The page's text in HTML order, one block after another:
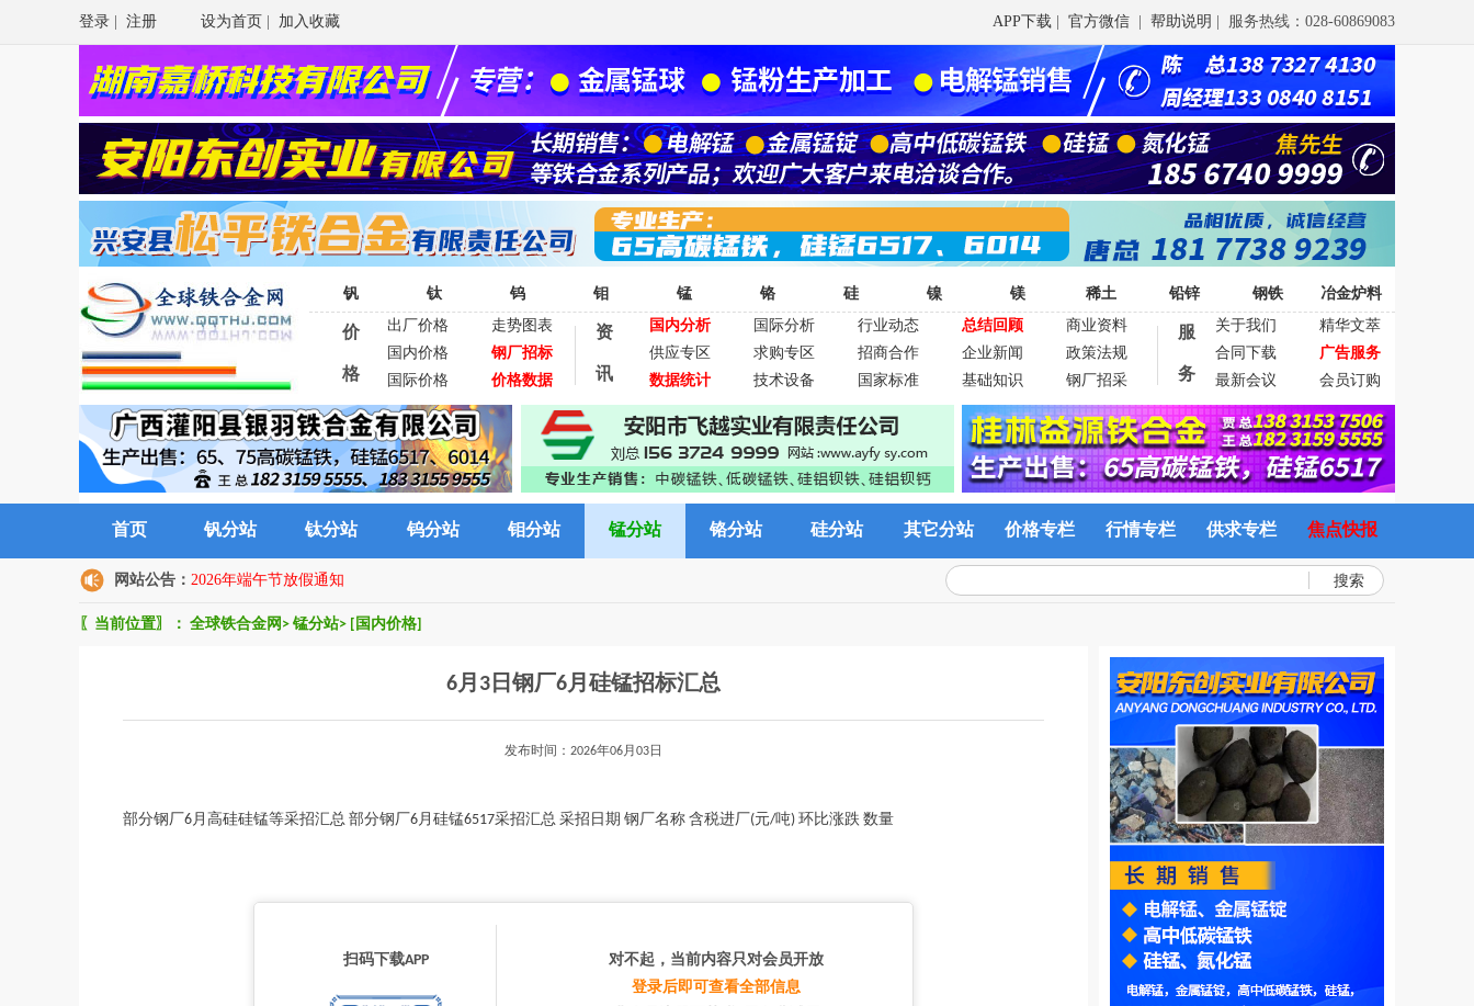
登录 注册 设为首页 加入收藏 APP下载 官方微信 帮助说明 | 服务热线：028-60869083
钒 钛 钨 钼 锰 铬 硅 镍 镁 稀土 铅锌 钢铁 冶金炉料
价
格
出厂价格
走势图表
国内价格
钢厂招标
国际价格
价格数据
资
讯
国内分析 国际分析 行业动态 总结回顾
商业资料
供应专区
求购专区 招商合作 企业新闻
政策法规
数据统计
技术设备 国家标准 基础知识 钢厂招采
服
务
关于我们
精华文萃
合同下载
广告服务
最新会议
会员订购
首页 钒分站 钛分站 钨分站 钼分站 锰分站 铬分站 硅分站 其它分站 价格专栏 行情专栏 供求专栏 焦点快报
网站公告： 2026年端午节放假通知 搜索
〖当前位置〗： 全球铁合金网 > 锰分站> [国内价格]
6月3日钢厂6月硅锰招标汇总
发布时间：2026年06月03日
部分钢厂6月高硅硅锰等采招汇总 部分钢厂6月硅锰6517采招汇总 采招日期 钢厂名称 含税进厂(元/吨) 环比涨跌 数量
扫码下载APP
对不起，当前内容只对会员开放
登录后即可查看全部信息